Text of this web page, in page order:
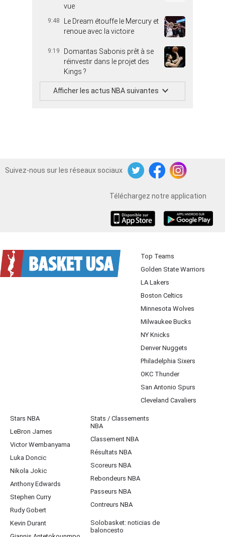
vue
9:48
Le Dream étouffe le Mercury et
renoue avec la victoire
9:19
Domantas Sabonis prêt à se
réinvestir dans le projet des
Kings ?
Afficher les actus NBA suivantes
Suivez-nous sur les réseaux sociaux
TwitterFacebookInstagram
Téléchargez notre application
Top Teams
Golden State Warriors
LA Lakers
Boston Celtics
Minnesota Wolves
Milwaukee Bucks
NY Knicks
Denver Nuggets
Philadelphia Sixers
OKC Thunder
San Antonio Spurs
Cleveland Cavaliers
Stars NBA
LeBron James
Victor Wembanyama
Luka Doncic
Nikola Jokic
Anthony Edwards
Stephen Curry
Rudy Gobert
Kevin Durant
Stats / Classements
NBA
Classement NBA
Résultats NBA
Scoreurs NBA
Rebondeurs NBA
Passeurs NBA
Contreurs NBA
Solobasket: noticias de
baloncesto